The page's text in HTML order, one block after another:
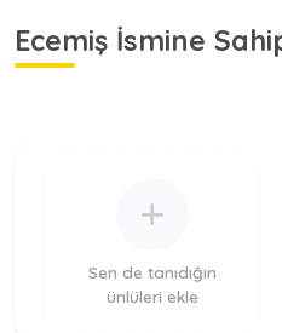
Ecemiş İsmine
Sen de tanıdığın
ünlüleri ekle